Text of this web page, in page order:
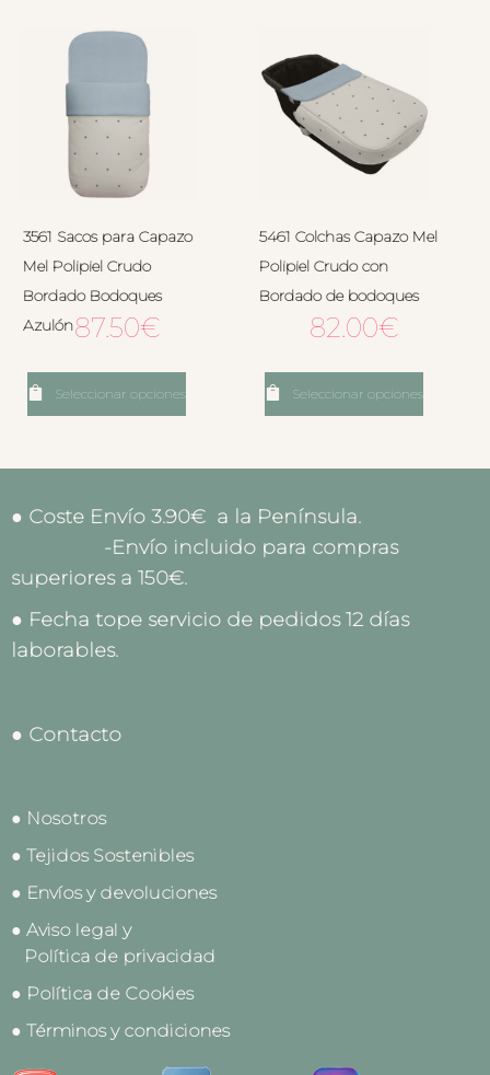
3561 Sacos para Capazo
Mel Polipiel Crudo
Bordado Bodoques
Azulón87.50€
Seleccionar opciones
5461 Colchas Capazo Mel
Polipiel Crudo con
Bordado de bodoques
82.00€
Seleccionar opciones
● Coste Envío 3.90€ a la Península.
-Envío incluido para compras
superiores a 150€.
● Fecha tope servicio de pedidos 12 días
laborables.
● Contacto
● Nosotros
● Tejidos Sostenibles
● Envíos y devoluciones
● Aviso legal y
Política de privacidad
● Política de Cookies
● Términos y condiciones